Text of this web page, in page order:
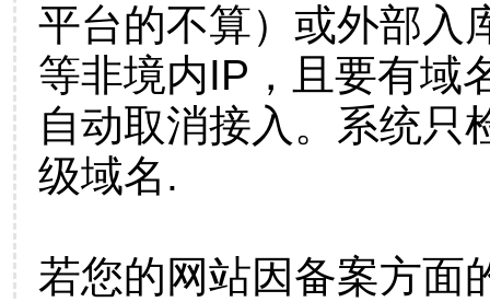
平台的不算）或外部入
等非境内IP，且要有域
自动取消接入。系统只
级域名.
若您的网站因备案方面